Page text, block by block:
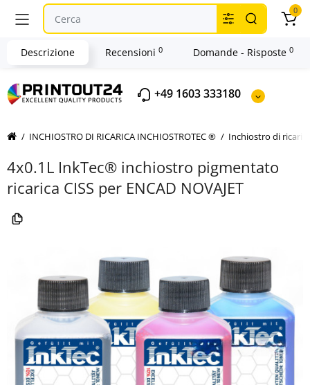
+49 1603 333180
0
INCHIOSTRO DI RICARICA INCHIOSTROTEC ® Inchiostro di
4x0.1L InkTec® inchiostro pigmentato
ricarica CISS per ENCAD NOVAJET
Descrizione Recensioni 0 Domande - Risposte 0